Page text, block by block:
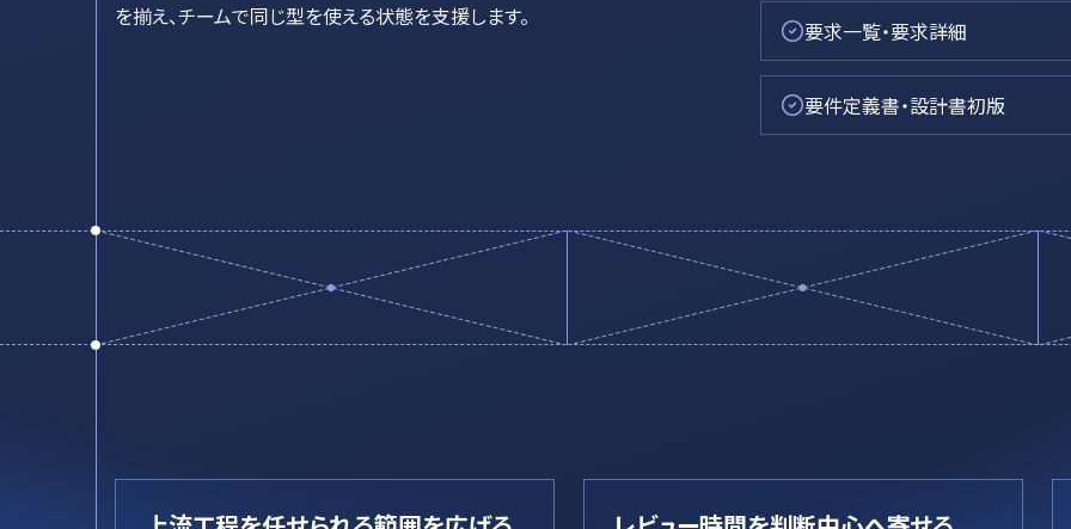
を揃え、チームで同じ型を使える状態を支援します。
要求一覧・要求詳細
要件定義書・設計書初版